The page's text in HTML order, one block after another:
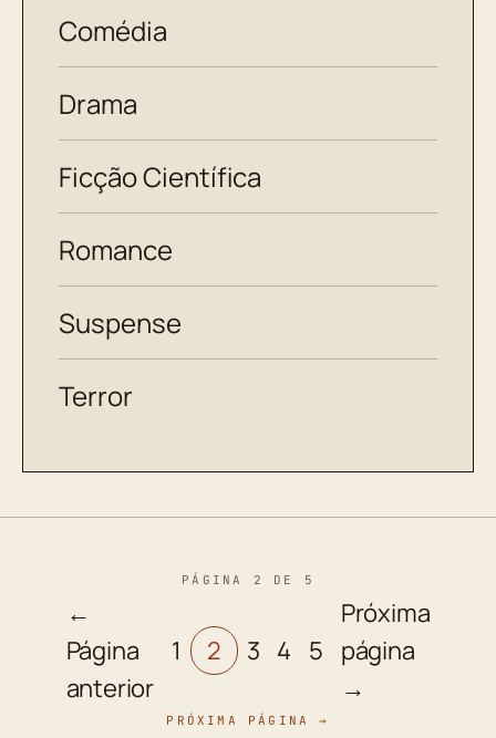
Comédia
Drama
Ficção Científica
Romance
Suspense
Terror
PÁGINA 2 DE 5
←
Página
anterior
1 2 3 4 5
Próxima
página
→
PRÓXIMA PÁGINA →